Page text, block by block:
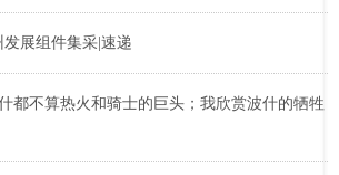
展组件集采|速递
都不算热火和骑士的巨头；我欣赏波什的牺牲